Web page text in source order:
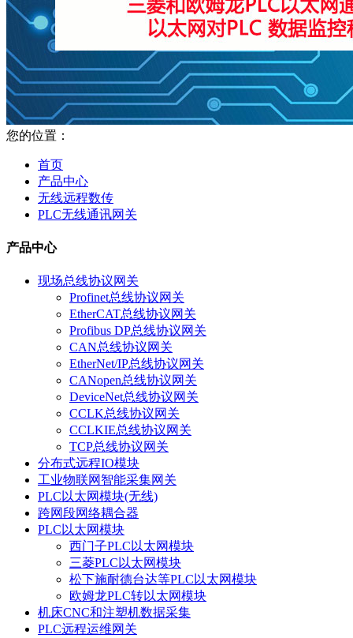
您的位置：
首页
产品中心
无线远程数传
PLC无线通讯网关
产品中心
现场总线协议网关
Profinet总线协议网关
EtherCAT总线协议网关
Profibus DP总线协议网关
CAN总线协议网关
EtherNet/IP总线协议网关
CANopen总线协议网关
DeviceNet总线协议网关
CCLK总线协议网关
CCLKIE总线协议网关
TCP总线协议网关
分布式远程IO模块
工业物联网智能采集网关
PLC以太网模块(无线)
跨网段网络耦合器
PLC以太网模块
西门子PLC以太网模块
三菱PLC以太网模块
松下施耐德台达等PLC以太网模块
欧姆龙PLC转以太网模块
机床CNC和注塑机数据采集
PLC远程运维网关